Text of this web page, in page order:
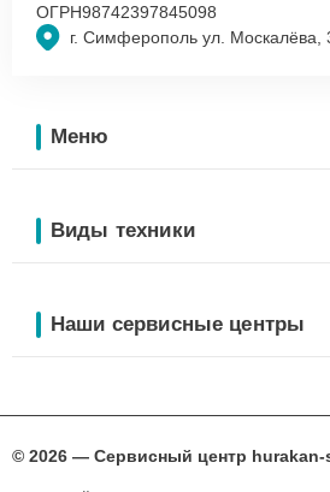
г. Симферополь ул. Москалёва,
ОГРН98742397845098
Меню
Виды техники
Наши сервисные центры
© 2026 — Сервисный центр hurakan-